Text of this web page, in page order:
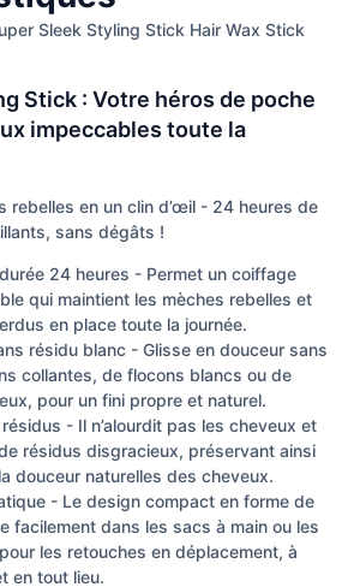
Sleek Styling Stick Hair Wax Stick
Stick : Votre héros de poche
impeccables toute la
rebelles en un clin d’œil - 24 heures de
sans dégâts !
24 heures - Permet un coiffage
qui maintient les mèches rebelles et
en place toute la journée.
résidu blanc - Glisse en douceur sans
collantes, de flocons blancs ou de
pour un fini propre et naturel.
- Il n’alourdit pas les cheveux et
résidus disgracieux, préservant ainsi
douceur naturelles des cheveux.
- Le design compact en forme de
facilement dans les sacs à main ou les
les retouches en déplacement, à
en tout lieu.